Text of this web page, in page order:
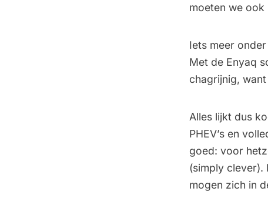
moeten we ook
Iets meer
Met de Enyaq
chagrijnig,
Alles lijkt dus
PHEV’s en
goed: voor
(simply clever).
mogen zich in